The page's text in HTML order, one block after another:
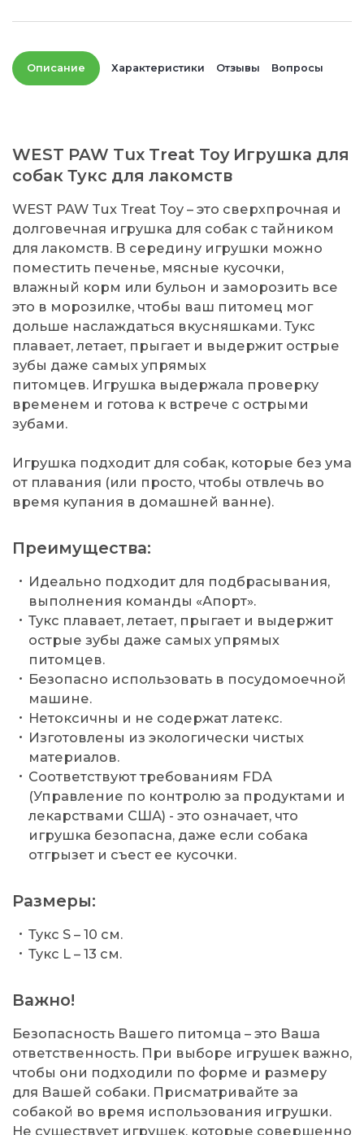
Описание Характеристики Отзывы Вопросы
WEST PAW Tux Treat Toy Игрушка для
собак Тукс для лакомств
WEST PAW Tux Treat Toy – это сверхпрочная и
долговечная игрушка для собак с тайником
для лакомств. В середину игрушки можно
поместить печенье, мясные кусочки,
влажный корм или бульон и заморозить все
это в морозилке, чтобы ваш питомец мог
дольше наслаждаться вкусняшками. Тукс
плавает, летает, прыгает и выдержит острые
зубы даже самых упрямых
питомцев. Игрушка выдержала проверку
временем и готова к встрече с острыми
зубами.
Игрушка подходит для собак, которые без ума
от плавания (или просто, чтобы отвлечь во
время купания в домашней ванне).
Преимущества:
Идеально подходит для подбрасывания,
выполнения команды «Апорт».
Тукс плавает, летает, прыгает и выдержит
острые зубы даже самых упрямых
питомцев.
Безопасно использовать в посудомоечной
машине.
Нетоксичны и не содержат латекс.
Изготовлены из экологически чистых
материалов.
Соответствуют требованиям FDA
(Управление по контролю за продуктами и
лекарствами США) - это означает, что
игрушка безопасна, даже если собака
отгрызет и съест ее кусочки.
Размеры:
Тукс S – 10 см.
Тукс L – 13 см.
Важно!
Безопасность Вашего питомца – это Ваша
ответственность. При выборе игрушек важно,
чтобы они подходили по форме и размеру
для Вашей собаки. Присматривайте за
собакой во время использования игрушки.
Не существует игрушек, которые совершенно